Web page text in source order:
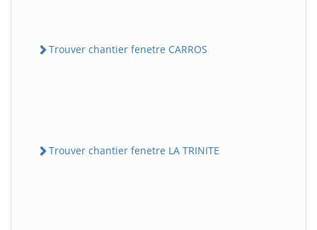
Trouver chantier fenetre CARROS
Trouver chantier fenetre LA TRINITE